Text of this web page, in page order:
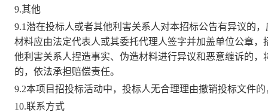
9.其他
9.1潜在投标人或者其他利害关系人对本招标公告有异议的
材料应由法定代表人或其委托代理人签字并加盖单位公章
他利害关系人捏造事实、伪造材料进行异议和恶意缠诉的
的，依法承担赔偿责任。
9.2本项目招投标活动中，投标人无合理理由撤销投标文件
10.联系方式